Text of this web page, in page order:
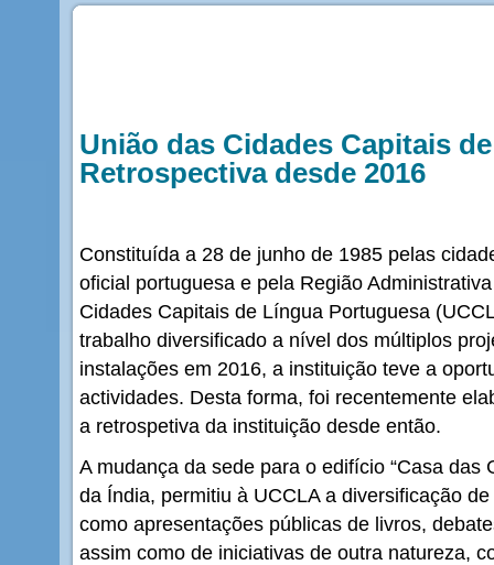
União das Cidades Capitais
Retrospectiva desde 2016
Constituída a 28 de junho de 1985 pelas
oficial portuguesa e pela Região
Cidades Capitais de Língua Portuguesa
trabalho diversificado a nível dos múltiplos
instalações em 2016, a instituição teve a
actividades. Desta forma, foi recentemente
a retrospetiva da instituição desde então.
A mudança da sede para o edifício “Casa das
da Índia, permitiu à UCCLA a diversificação
como apresentações públicas de livros,
assim como de iniciativas de outra natureza,